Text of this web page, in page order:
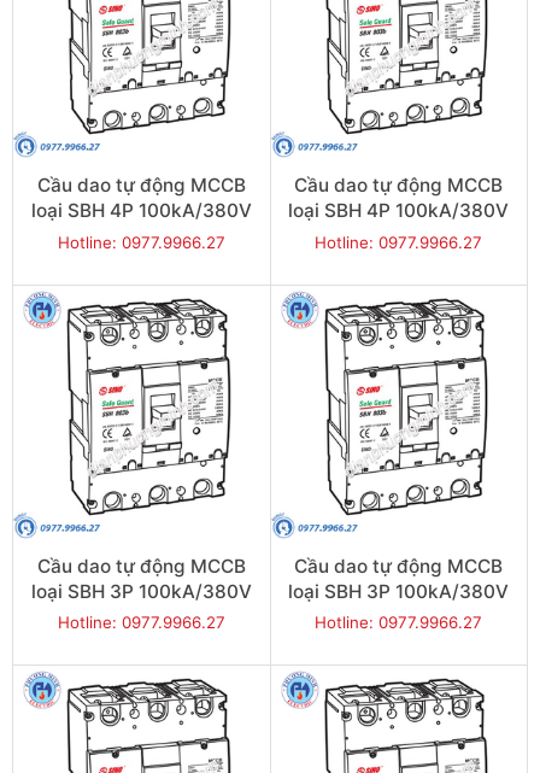
Cầu dao tự động MCCB
loại SBH 4P 100kA/380V
630A - Model
Hotline: 0977.9966.27
Cầu dao tự động MCCB
loại SBH 4P 100kA/380V
500A - Model
Hotline: 0977.9966.27
Cầu dao tự động MCCB
loại SBH 3P 100kA/380V
800A - Model
Hotline: 0977.9966.27
Cầu dao tự động MCCB
loại SBH 3P 100kA/380V
700A - Model
Hotline: 0977.9966.27